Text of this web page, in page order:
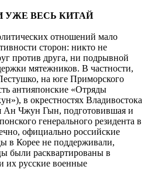
УЖЕ ВЕСЬ КИТАЙ
отношений мало
сторон: никто не
против друга, ни подрывной
мятежников. В частности,
на юге Приморского
антияпонские «Отряды
в окрестностях Владивостока
Ан Чжун Гын, подготовившая и
генерального резидента в
официально российские
в Корее не поддерживали,
были расквартированы в
их русские военные